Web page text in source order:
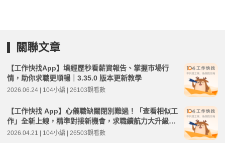
關聯文章
【工作快找App】填經歷秒看薪資報告、掌握市場行
情，助你求職更順暢｜3.35.0 版本更新教學
2026.06.24 | 104小編 | 26103觀看數
【工作快找 App】心儀職缺關閉別難過！「查看相似工
作」全新上線，精準對接新機會，求職續航力大升級｜
3.32.0 版本更新教學
2026.04.21 | 104小編 | 26503觀看數